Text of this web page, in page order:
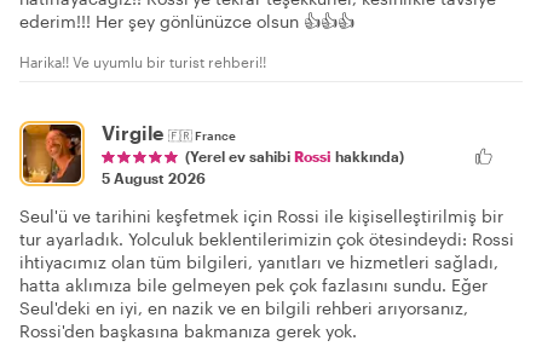
ederim!!! Her şey gönlünüzce olsun 👍👍👍
Harika!! Ve uyumlu bir turist rehberi!!
Virgile 🇫🇷France
(Yerel ev sahibi Rossi hakkında)
5 August 2026
Seul'ü ve tarihini keşfetmek için Rossi ile kişiselleştirilmiş bir
tur ayarladık. Yolculuk beklentilerimizin çok ötesindeydi: Rossi
ihtiyacımız olan tüm bilgileri, yanıtları ve hizmetleri sağladı,
hatta aklımıza bile gelmeyen pek çok fazlasını sundu. Eğer
Seul'deki en iyi, en nazik ve en bilgili rehberi arıyorsanız,
Rossi'den başkasına bakmanıza gerek yok.